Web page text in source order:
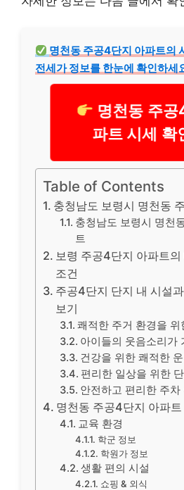
명천동 주공4단지 아파트의
전세가 정보를 한눈에 확인하세
명천동 주공
파트 시세 확
Table of Contents
충청남도 보령시 명천동
충청남도 보령시 명천
트
보령 주공4단지 아파트의
조건
주공4단지 단지 내 시설
보기
쾌적한 주거 환경을 위
아이들의 웃음소리가
건강을 위한 쾌적한
편리한 일상을 위한
안전하고 편리한 주차
명천동 주공4단지 아파
교육 환경
학군 정보
학원가 정보
생활 편의 시설
쇼핑 & 외식